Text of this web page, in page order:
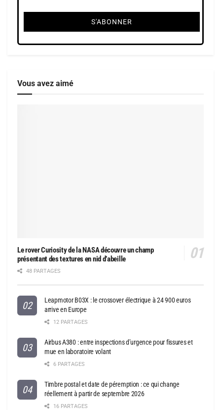
Vous avez aimé
Le rover Curiosity de la NASA découvre un champ
présentant des textures en nid d’abeille
48 PARTAGES
Leapmotor B03X : le crossover électrique à 24 900 euros
arrive en Europe
12 PARTAGES
Airbus A380 : entre inspections d’urgence pour fissures et
mue en laboratoire volant
6 PARTAGES
Timbre postal et date de péremption : ce qui change
réellement à partir de septembre 2026
16 PARTAGES